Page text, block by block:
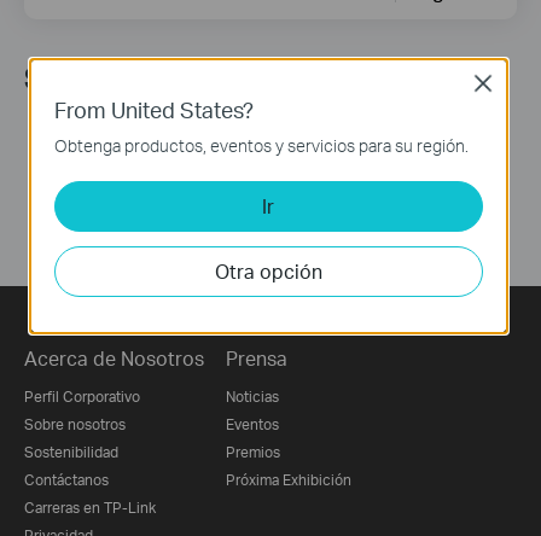
Síguenos
Acerca de Nosotros
Perfil Corporativo
Sobre nosotros
Sostenibilidad
Contáctanos
Carreras en TP-Link
Prensa
Noticias
Eventos
Premios
Próxima Exhibición
From United States?
Obtenga productos, eventos y servicios para su región.
Ir
Otra opción
Close